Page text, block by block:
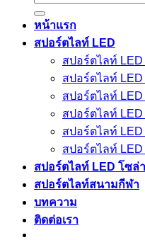
for:
หน้าแรก
สปอร์ตไลท์ LED
สปอร์ตไลท์ LED
สปอร์ตไลท์ LED
สปอร์ตไลท์ LED
สปอร์ตไลท์ LED
สปอร์ตไลท์ LED
สปอร์ตไลท์ LED
สปอร์ตไลท์ LED โซล่
สปอร์ตไลท์สนามกีฬา
บทความ
ติดต่อเรา